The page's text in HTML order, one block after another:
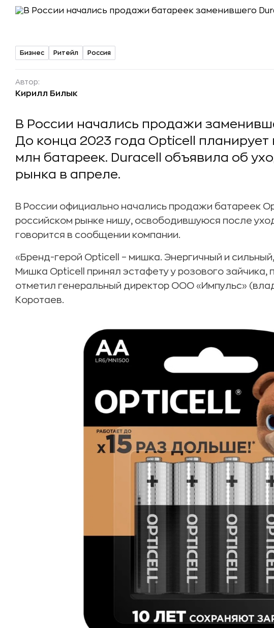
Бизнес Ритейл Россия
Автор:
Кирилл Билык
В России начались продажи
До конца 2023 года Opticell планирует
млн батареек. Duracell объявила об
рынка в апреле.
В России официально начались продажи батареек
российском рынке нишу, освободившуюся после
говорится в сообщении компании.
«Бренд-герой Opticell – мишка. Энергичный и
Мишка Opticell принял эстафету у розового зайчика,
отметил генеральный директор ООО «Импульс»
Коротаев.